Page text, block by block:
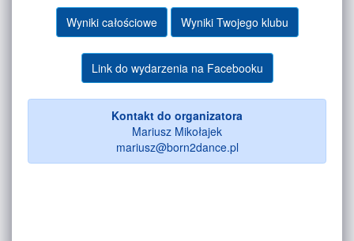
Wyniki całościowe Wyniki Twojego klubu
Link do wydarzenia na Facebooku
Kontakt do organizatora
Mariusz Mikołajek
mariusz@born2dance.pl